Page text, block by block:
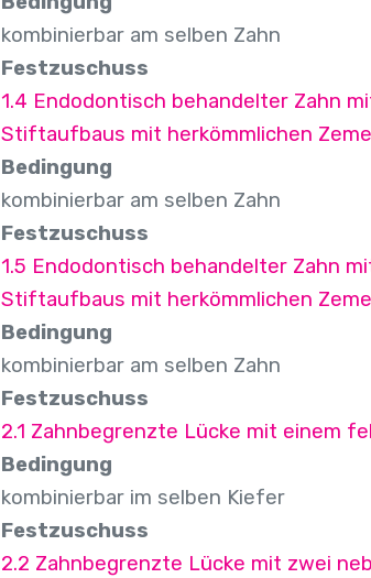
kombinierbar am selben Zahn
Festzuschuss
1.4 Endodontisch behandelter Zahn
Stiftaufbaus mit herkömmlichen
Bedingung
kombinierbar am selben Zahn
Festzuschuss
1.5 Endodontisch behandelter Zahn
Stiftaufbaus mit herkömmlichen
Bedingung
kombinierbar am selben Zahn
Festzuschuss
2.1 Zahnbegrenzte Lücke mit einem
Bedingung
kombinierbar im selben Kiefer
Festzuschuss
2.2 Zahnbegrenzte Lücke mit zwei